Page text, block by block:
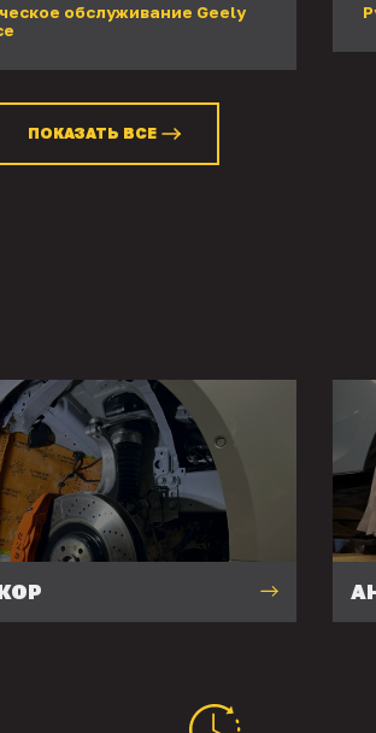
обслуживание Geely
ПОКАЗАТЬ ВСЕ